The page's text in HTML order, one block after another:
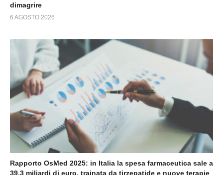
dimagrire
6 AGOSTO 2026
Rapporto OsMed 2025: in Italia la spesa farmaceutica sale a
39,3 miliardi di euro, trainata da tirzepatide e nuove terapie